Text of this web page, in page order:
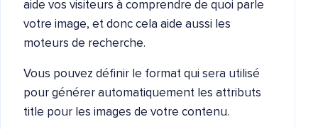
aide vos visiteurs à comprendre de quoi parle
votre image, et donc cela aide aussi les
moteurs de recherche.
Vous pouvez définir le format qui sera utilisé
pour générer automatiquement les attributs
title pour les images de votre contenu.